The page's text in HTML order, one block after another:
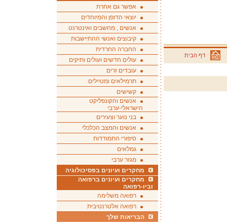
דף הבית
אפשר גם אחרת
יוצאי הדופן והמיוחדים
אנשים , מחשבים ואינטרנט
קיבוצים ואנשי ההתיישבות
החברה החרדית
עולים חדשים ועולים ותיקים
עובדים זרים
תרמילאים ומטיילים
קשישים
אנשים והקונפליקט
הישראלי-ערבי
בני נוער וצעירים
אנשים והמצב הכלכלי
סיפורי התמודדות
גמלאים
מגזר ערבי
מחקרים ועיונים בפסיכולוגיה
מחקרים ועיונים ברפואה
וביו-רפואה
רפואה משלימה
רפואה אלטרנטיבית
הבריאות שלך